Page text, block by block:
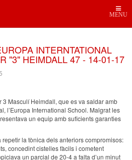
MENU
INTERNTATIONAL
"3" HEIMDALL 47 - 14-01-17
Masculí Heimdall, que es va saldar amb
l’Europa International School. Malgrat les
un equip amb suficients garanties
la tònica dels anteriors compromisos:
concedint cistelles fàcils i cometent
un parcial de 20-4 a falta d’un minut